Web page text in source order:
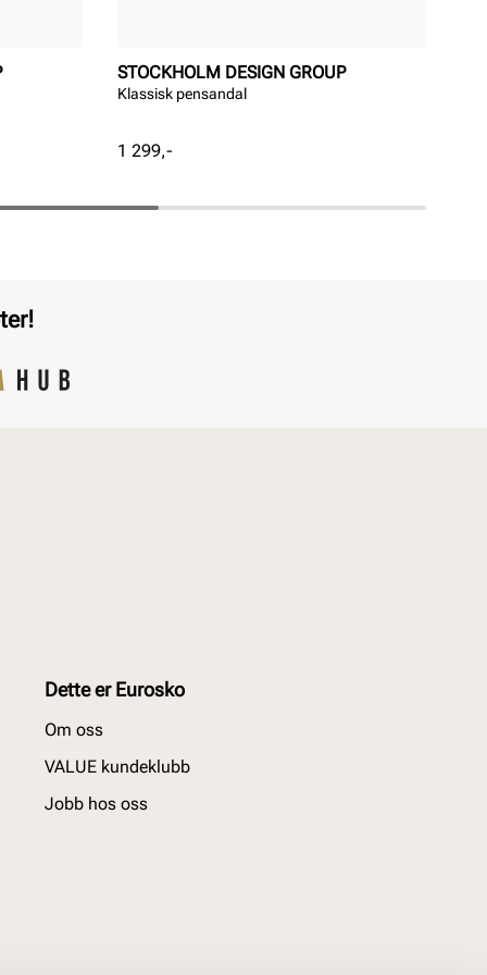
STOCKHOLM DESIGN GROUP
Klassisk pensandal
Pris
1 299,-
Dette er Eurosko
Om oss
VALUE kundeklubb
Jobb hos oss